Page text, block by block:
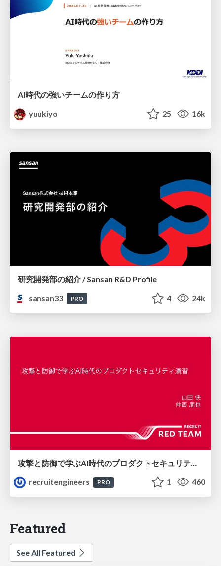
AI時代の強いチームの作り方
yuukiyo
25 16k
研究開発部の紹介 / Sansan R&D Profile
sansan33
PRO 4 24k
攻撃と防御で学ぶAI時代のプロダクトセキュリティ演習
recruitengineers
PRO 1 460
Featured
See All Featured